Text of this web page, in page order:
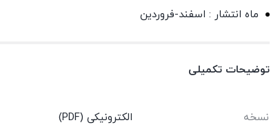
ماه انتشار : اسفند-فروردین
توضیحات تکمیلی
نسخه الکترونیکی (PDF)